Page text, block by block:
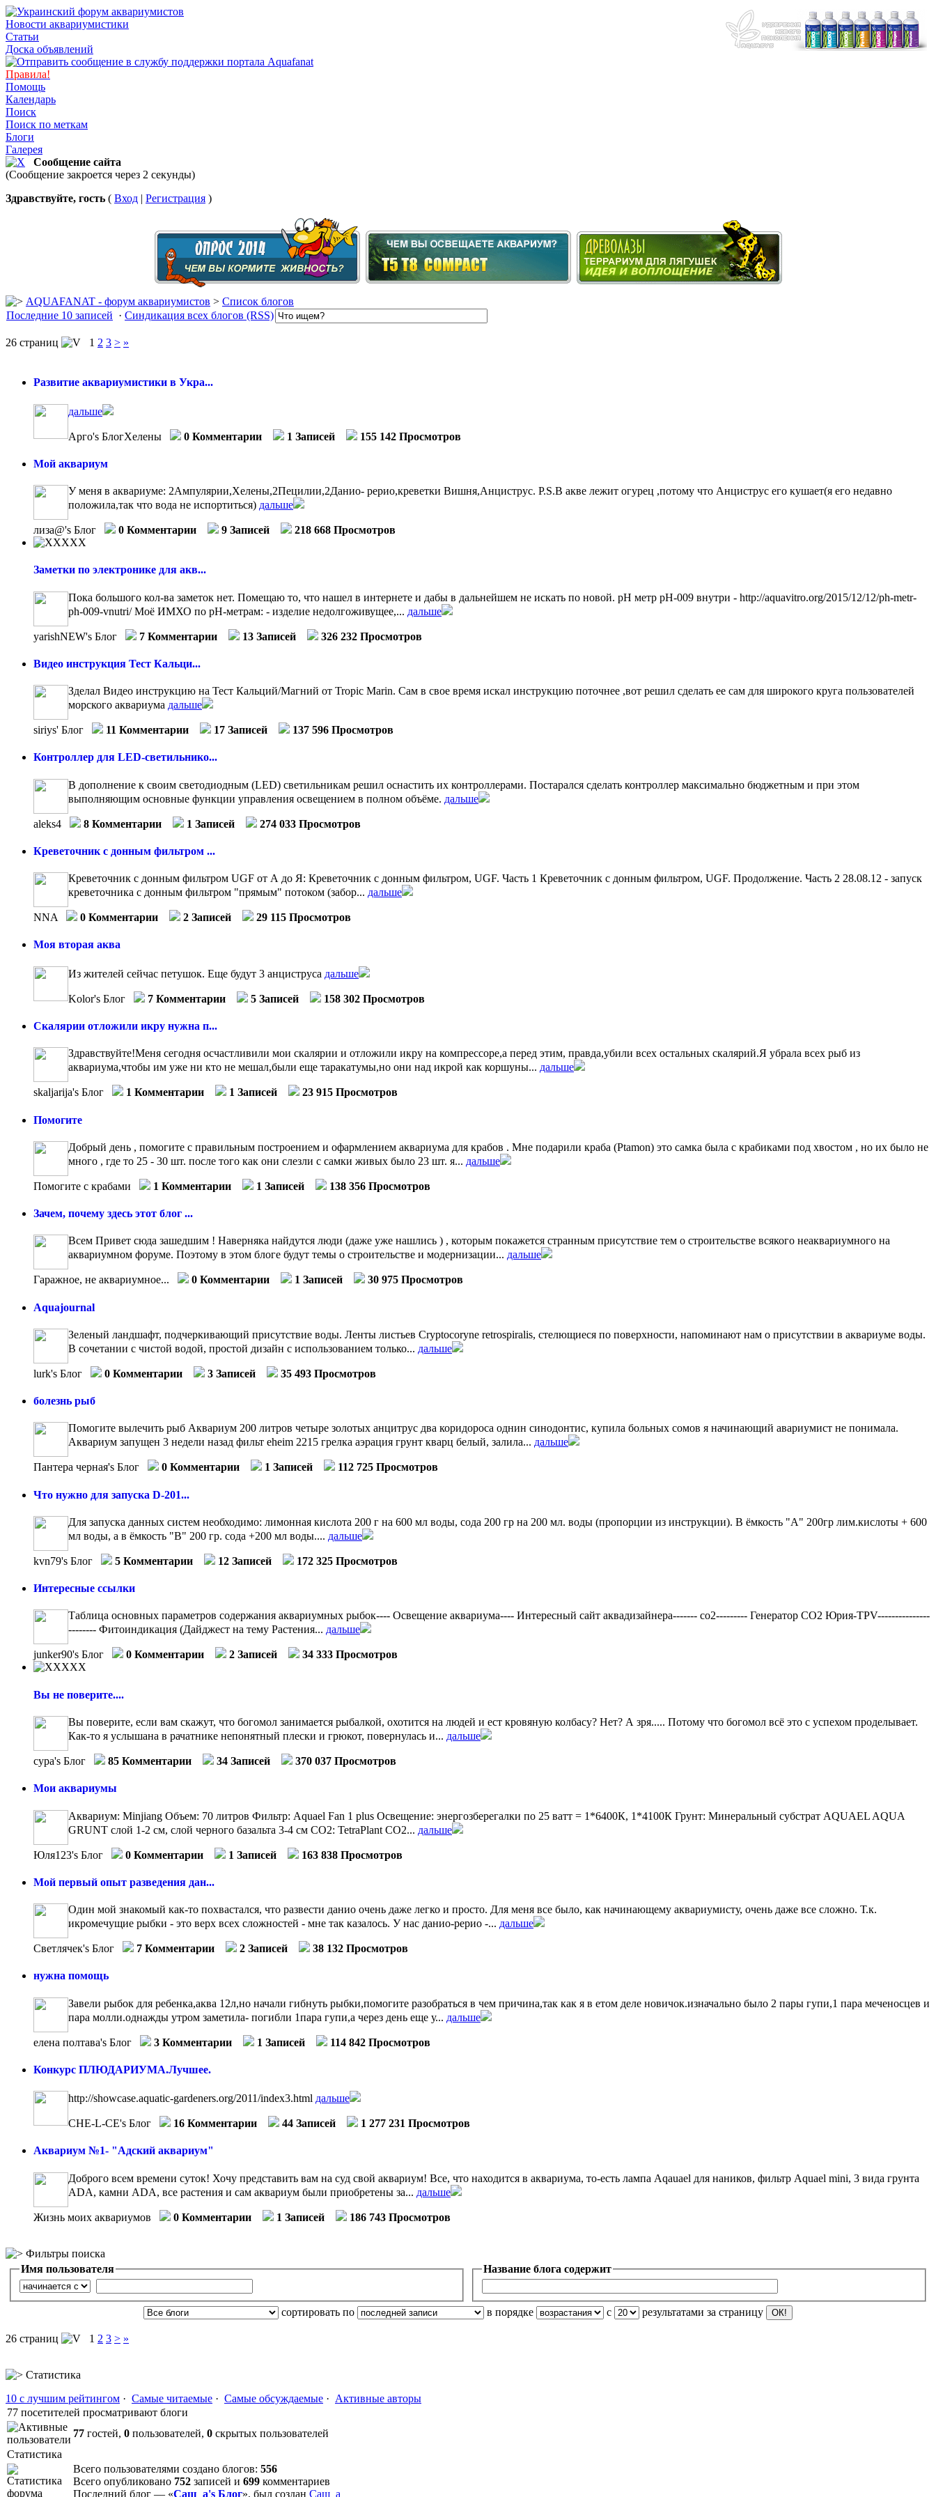
Новости аквариумистики
Статьи
Доска объявлений
Правила!
Помощь
Календарь
Поиск
Поиск по меткам
Блоги
Галерея
Сообщение сайта
(Сообщение закроется через 2 секунды)
Здравствуйте, гость ( Вход | Регистрация )
AQUAFANAT - форум аквариумистов > Список блогов
Последние 10 записей · Синдикация всех блогов (RSS)
26 страниц 1 2 3 > »
Развитие аквариумистики в Укра...
дальше
Арго's БлогХелены 0 Комментарии 1 Записей 155 142 Просмотров
Мой аквариум
У меня в аквариуме: 2Ампулярии,Хелены,2Пецилии,2Данио- рерио,креветки Вишня,Анциструс. P.S.В акве лежит огурец ,потому что Анциструс его кушает(я его недавно
положила,так что вода не испортиться) дальше
лиза@'s Блог 0 Комментарии 9 Записей 218 668 Просмотров
Заметки по электронике для акв...
Пока большого кол-ва заметок нет. Помещаю то, что нашел в интернете и дабы в дальнейшем не искать по новой. pH метр pH-009 внутри - http://aquavitro.org/2015/12/12/ph-metr-
ph-009-vnutri/ Моё ИМХО по рН-метрам: - изделие недолгоживущее,... дальше
yarishNEW's Блог 7 Комментарии 13 Записей 326 232 Просмотров
Видео инструкция Тест Кальци...
Зделал Видео инструкцию на Тест Кальций/Магний от Tropic Marin. Сам в свое время искал инструкцию поточнее ,вот решил сделать ее сам для широкого круга пользователей
морского аквариума дальше
siriys' Блог 11 Комментарии 17 Записей 137 596 Просмотров
Контроллер для LED-светильнико...
В дополнение к своим светодиодным (LED) светильникам решил оснастить их контроллерами. Постарался сделать контроллер максимально бюджетным и при этом
выполняющим основные функции управления освещением в полном объёме. дальше
aleks4 8 Комментарии 1 Записей 274 033 Просмотров
Креветочник с донным фильтром ...
Креветочник с донным фильтром UGF от А до Я: Креветочник с донным фильтром, UGF. Часть 1 Креветочник с донным фильтром, UGF. Продолжение. Часть 2 28.08.12 - запуск
креветочника с донным фильтром "прямым" потоком (забор... дальше
NNA 0 Комментарии 2 Записей 29 115 Просмотров
Моя вторая аква
Из жителей сейчас петушок. Еще будут 3 анциструса дальше
Kolor's Блог 7 Комментарии 5 Записей 158 302 Просмотров
Скалярии отложили икру нужна п...
Здравствуйте!Меня сегодня осчастливили мои скалярии и отложили икру на компрессоре,а перед этим, правда,убили всех остальных скалярий.Я убрала всех рыб из
аквариума,чтобы им уже ни кто не мешал,были еще таракатумы,но они над икрой как коршуны... дальше
skaljarija's Блог 1 Комментарии 1 Записей 23 915 Просмотров
Помогите
Добрый день , помогите с правильным построением и офармлением аквариума для крабов . Мне подарили краба (Ptamon) это самка была с крабиками под хвостом , но их было не
много , где то 25 - 30 шт. после того как они слезли с самки живых было 23 шт. я... дальше
Помогите с крабами 1 Комментарии 1 Записей 138 356 Просмотров
Зачем, почему здесь этот блог ...
Всем Привет сюда зашедшим ! Наверняка найдутся люди (даже уже нашлись ) , которым покажется странным присутствие тем о строительстве всякого неаквариумного на
аквариумном форуме. Поэтому в этом блоге будут темы о строительстве и модернизации... дальше
Гаражное, не аквариумное... 0 Комментарии 1 Записей 30 975 Просмотров
Aquajournal
Зеленый ландшафт, подчеркивающий присутствие воды. Ленты листьев Cryptocoryne retrospiralis, стелющиеся по поверхности, напоминают нам о присутствии в аквариуме воды.
В сочетании с чистой водой, простой дизайн с использованием только... дальше
lurk's Блог 0 Комментарии 3 Записей 35 493 Просмотров
болезнь рыб
Помогите вылечить рыб Аквариум 200 литров четыре золотых анцитрус два коридороса однин синодонтис, купила больных сомов я начинающий авариумист не понимала.
Аквариум запущен 3 недели назад фильт eheim 2215 грелка аэрация грунт кварц белый, залила... дальше
Пантера черная's Блог 0 Комментарии 1 Записей 112 725 Просмотров
Что нужно для запуска D-201...
Для запуска данных систем необходимо: лимонная кислота 200 г на 600 мл воды, сода 200 гр на 200 мл. воды (пропорции из инструкции). В ёмкость "A" 200гр лим.кислоты + 600
мл воды, а в ёмкость "B" 200 гр. сода +200 мл воды.... дальше
kvn79's Блог 5 Комментарии 12 Записей 172 325 Просмотров
Интересные ссылки
Таблица основных параметров содержания аквариумных рыбок---- Освещение аквариума---- Интересный сайт аквадизайнера------- со2--------- Генератор СО2 Юрия-TPV---------------
-------- Фитоиндикация (Дайджест на тему Растения... дальше
junker90's Блог 0 Комментарии 2 Записей 34 333 Просмотров
Вы не поверите....
Вы поверите, если вам скажут, что богомол занимается рыбалкой, охотится на людей и ест кровяную колбасу? Нет? А зря..... Потому что богомол всё это с успехом проделывает.
Как-то я услышана в рачатнике непонятный плески и грюкот, повернулась и... дальше
сура's Блог 85 Комментарии 34 Записей 370 037 Просмотров
Мои аквариумы
Аквариум: Minjiang Объем: 70 литров Фильтр: Aquael Fan 1 plus Освещение: энергозберегалки по 25 ватт = 1*6400К, 1*4100К Грунт: Минеральный субстрат AQUAEL AQUA
GRUNT слой 1-2 см, слой черного базальта 3-4 см СО2: TetraPlant СО2... дальше
Юля123's Блог 0 Комментарии 1 Записей 163 838 Просмотров
Мой первый опыт разведения дан...
Один мой знакомый как-то похвастался, что развести данио очень даже легко и просто. Для меня все было, как начинающему аквариумисту, очень даже все сложно. Т.к.
икромечущие рыбки - это верх всех сложностей - мне так казалось. У нас данио-рерио -... дальше
Светлячек's Блог 7 Комментарии 2 Записей 38 132 Просмотров
нужна помощь
Завели рыбок для ребенка,аква 12л,но начали гибнуть рыбки,помогите разобраться в чем причина,так как я в етом деле новичок.изначально было 2 пары гупи,1 пара меченосцев и
пара молли.однажды утром заметила- погибли 1пара гупи,а через день еще у... дальше
елена полтава's Блог 3 Комментарии 1 Записей 114 842 Просмотров
Конкурс ПЛЮДАРИУМА.Лучшее.
http://showcase.aquatic-gardeners.org/2011/index3.html дальше
CHE-L-CE's Блог 16 Комментарии 44 Записей 1 277 231 Просмотров
Аквариум №1- "Адский аквариум"
Доброго всем времени суток! Хочу представить вам на суд свой аквариум! Все, что находится в аквариума, то-есть лампа Aqauael для наников, фильтр Aquael mini, 3 вида грунта
ADA, камни ADA, все растения и сам аквариум были приобретены за... дальше
Жизнь моих аквариумов 0 Комментарии 1 Записей 186 743 Просмотров
Фильтры поиска
Имя пользователя
Название блога содержит
сортировать по в порядке с результатами за страницу
26 страниц 1 2 3 > »
Статистика
10 с лучшим рейтингом · Самые читаемые · Самые обсуждаемые · Активные авторы
77 посетителей просматривают блоги
77 гостей, 0 пользователей, 0 скрытых пользователей
Статистика
Всего пользователями создано блогов: 556
Всего опубликовано 752 записей и 699 комментариев
Последний блог — «Саш_а's Блог», был создан Саш_а